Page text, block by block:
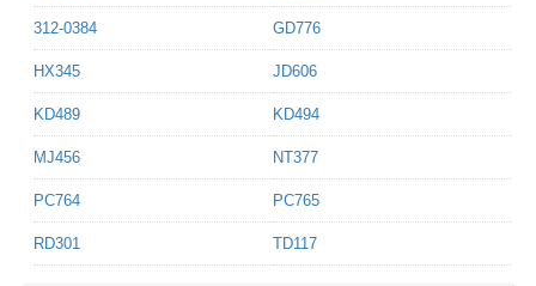
312-0384 GD776
HX345 JD606
KD489 KD494
MJ456 NT377
PC764 PC765
RD301 TD117